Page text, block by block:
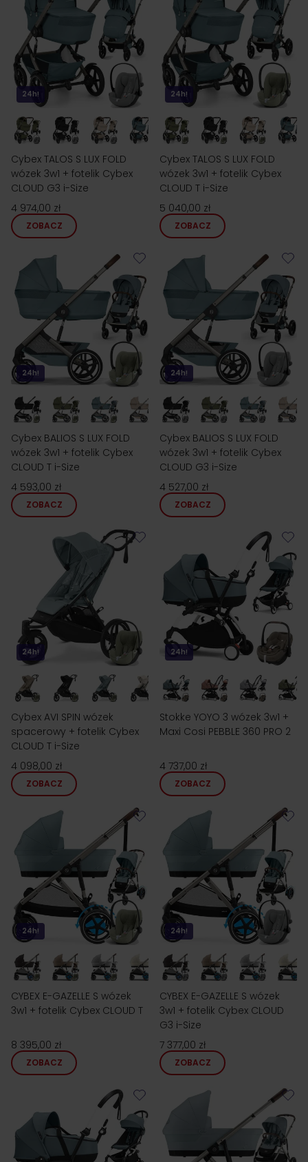
24h!
Cybex TALOS S LUX FOLD
wózek 3w1 + fotelik Cybex
CLOUD G3 i-Size
4 974,00 zł
ZOBACZ
24h!
Cybex TALOS S LUX FOLD
wózek 3w1 + fotelik Cybex
CLOUD T i-Size
5 040,00 zł
ZOBACZ
24h!
Cybex BALIOS S LUX FOLD
wózek 3w1 + fotelik Cybex
CLOUD T i-Size
4 593,00 zł
ZOBACZ
24h!
Cybex BALIOS S LUX FOLD
wózek 3w1 + fotelik Cybex
CLOUD G3 i-Size
4 527,00 zł
ZOBACZ
24h!
Cybex AVI SPIN wózek
spacerowy + fotelik Cybex
CLOUD T i-Size
4 098,00 zł
ZOBACZ
24h!
Stokke YOYO 3 wózek 3w1 +
Maxi Cosi PEBBLE 360 PRO 2
4 737,00 zł
ZOBACZ
24h!
CYBEX E-GAZELLE S wózek
3w1 + fotelik Cybex CLOUD T
8 395,00 zł
ZOBACZ
24h!
CYBEX E-GAZELLE S wózek
3w1 + fotelik Cybex CLOUD
G3 i-Size
7 377,00 zł
ZOBACZ